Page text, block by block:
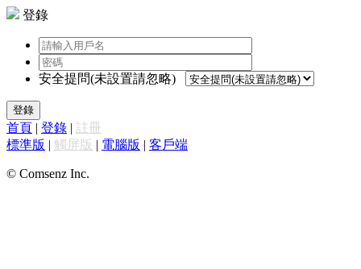
登錄
安全提問(未設置請忽略)
登錄
首頁 | 登錄 | 註冊
標準版 | 觸屏版 | 電腦版 | 客戶端
© Comsenz Inc.